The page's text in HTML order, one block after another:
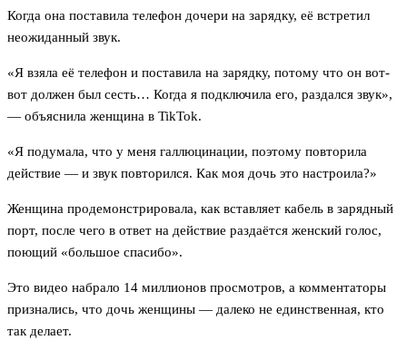
Когда она поставила телефон дочери на зарядку, её встретил
неожиданный звук.
«Я взяла её телефон и поставила на зарядку, потому что он вот-
вот должен был сесть… Когда я подключила его, раздался звук»,
— объяснила женщина в TikTok.
«Я подумала, что у меня галлюцинации, поэтому повторила
действие — и звук повторился. Как моя дочь это настроила?»
Женщина продемонстрировала, как вставляет кабель в зарядный
порт, после чего в ответ на действие раздаётся женский голос,
поющий «большое спасибо».
Это видео набрало 14 миллионов просмотров, а комментаторы
признались, что дочь женщины — далеко не единственная, кто
так делает.